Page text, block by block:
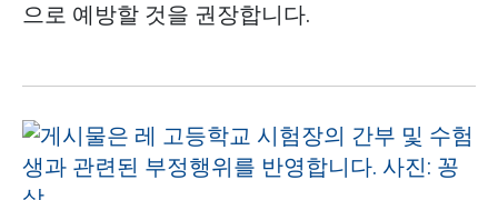
으로 예방할 것을 권장합니다.